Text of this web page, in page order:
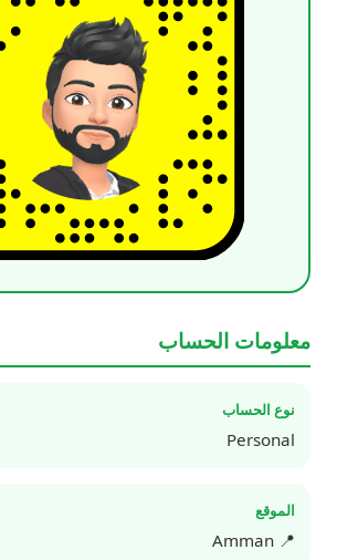
معلومات الحساب
نوع الحساب
Personal
الموقع
📍 Amman